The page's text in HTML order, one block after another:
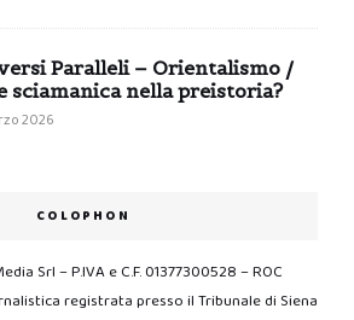
Paralleli – Orientalismo /
sciamanica nella preistoria?
2026
COLOPHON
Srl – P.IVA e C.F. 01377300528 – ROC
registrata presso il Tribunale di Siena